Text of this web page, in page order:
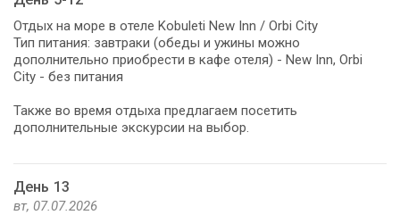
Отдых на море в отеле Kobuleti New Inn / Orbi City
Тип питания: завтраки (обеды и ужины можно
дополнительно приобрести в кафе отеля) - New Inn, Orbi
City - без питания
Также во время отдыха предлагаем посетить
дополнительные экскурсии на выбор.
День 13
вт, 07.07.2026